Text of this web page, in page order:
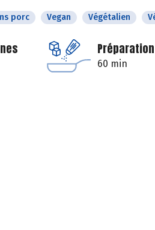
porc Vegan Végétalien
Préparation
60 min